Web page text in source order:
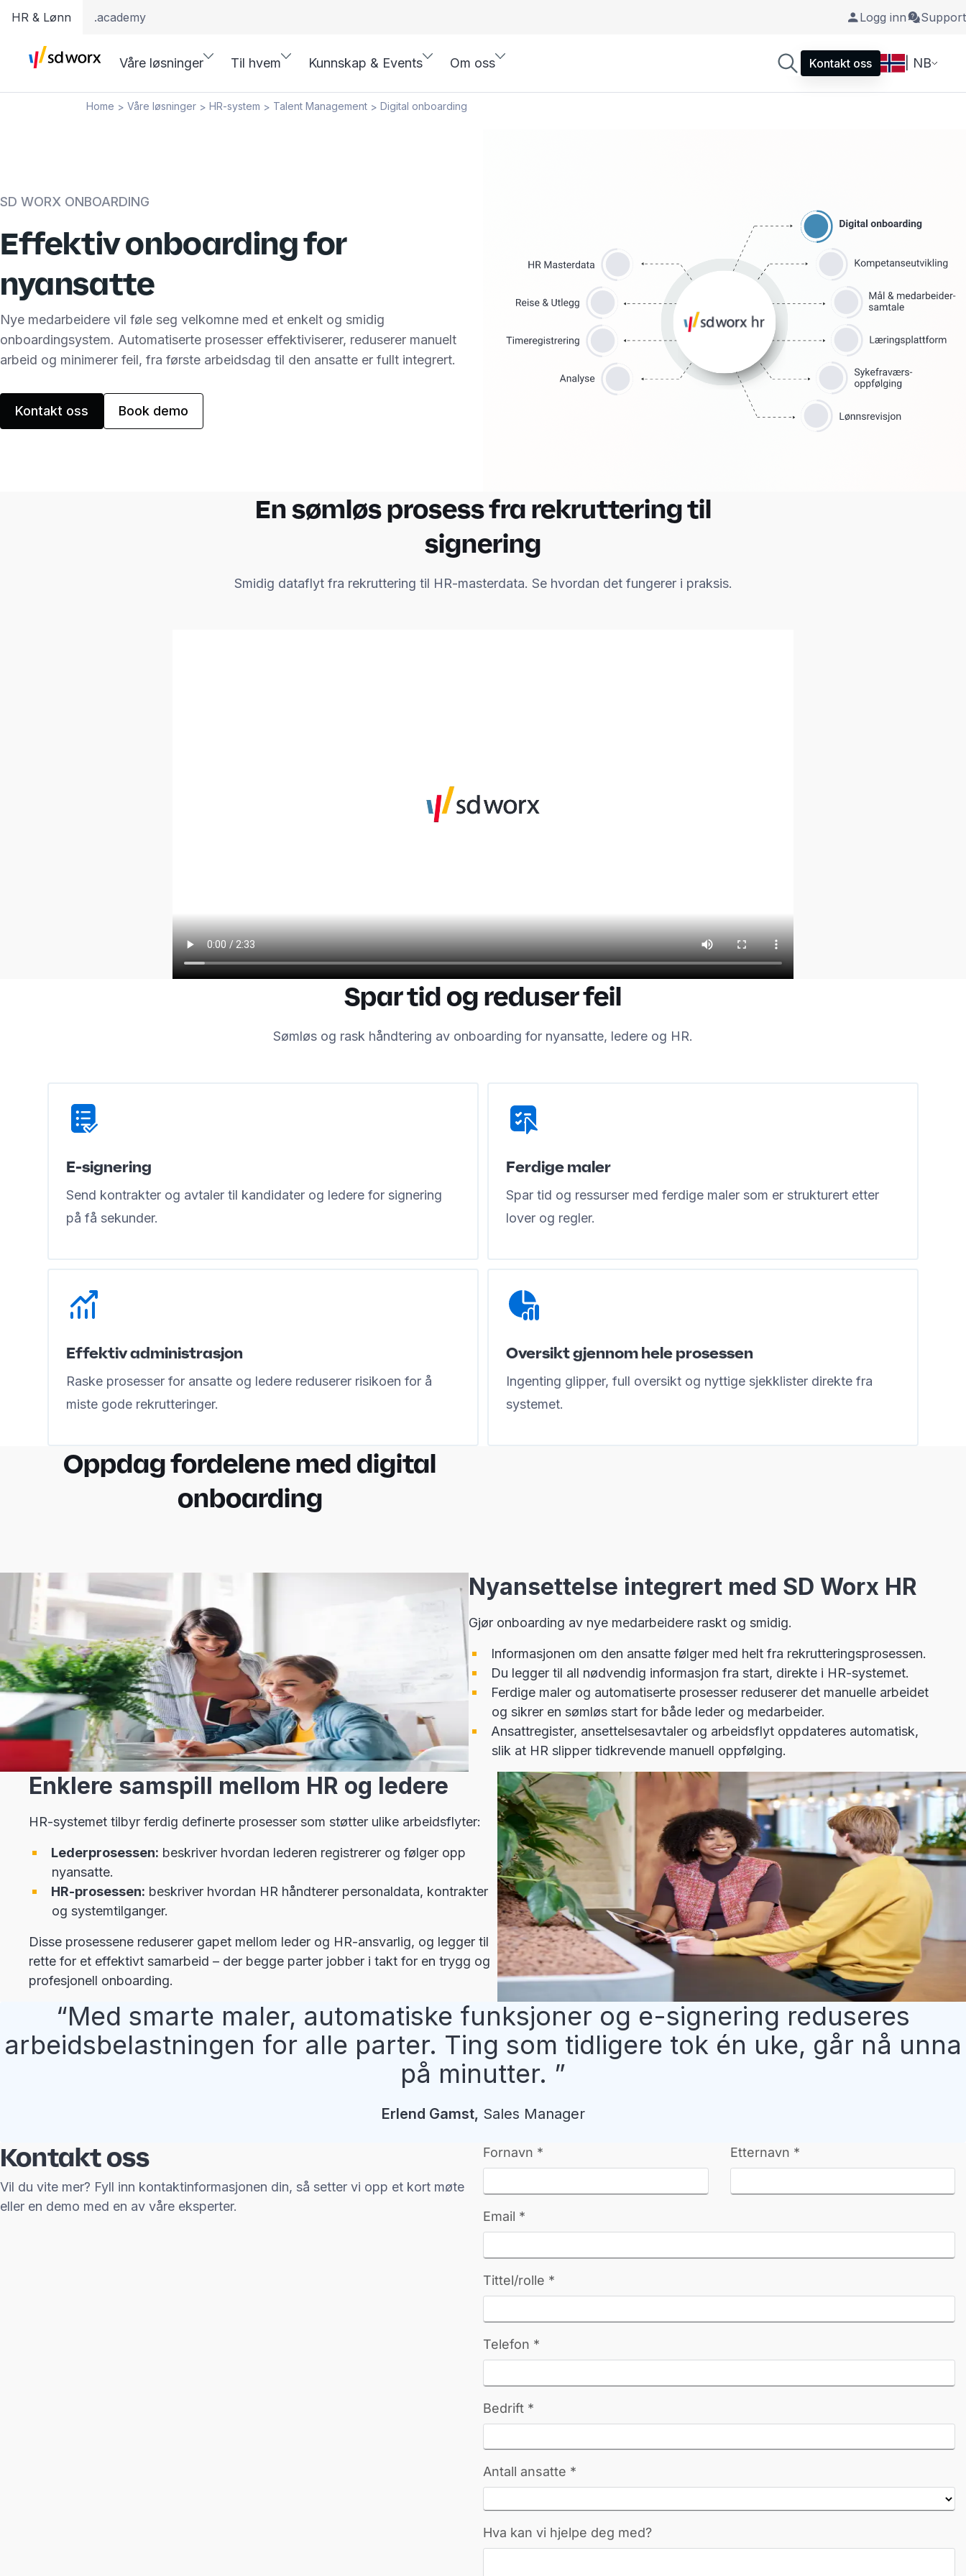
HR & Lønn .academy Logg inn Support
Våre løsninger Til hvem Kunnskap & Events Om oss Kontakt oss | NB
Home > Våre løsninger > HR-system > Talent Management > Digital onboarding
SD WORX ONBOARDING
Effektiv onboarding for
nyansatte
Nye medarbeidere vil føle seg velkomne med et enkelt og smidig
onboardingsystem. Automatiserte prosesser effektiviserer, reduserer manuelt
arbeid og minimerer feil, fra første arbeidsdag til den ansatte er fullt integrert.
Kontakt oss Book demo
En sømløs prosess fra rekruttering til
signering
Smidig dataflyt fra rekruttering til HR-masterdata. Se hvordan det fungerer i praksis.
Spar tid og reduser feil
Sømløs og rask håndtering av onboarding for nyansatte, ledere og HR.
E-signering
Send kontrakter og avtaler til kandidater og ledere for signering
på få sekunder.
Ferdige maler
Spar tid og ressurser med ferdige maler som er strukturert etter
lover og regler.
Effektiv administrasjon
Raske prosesser for ansatte og ledere reduserer risikoen for å
miste gode rekrutteringer.
Oversikt gjennom hele prosessen
Ingenting glipper, full oversikt og nyttige sjekklister direkte fra
systemet.
Oppdag fordelene med digital
onboarding
Nyansettelse integrert med SD Worx HR
Gjør onboarding av nye medarbeidere raskt og smidig.
Informasjonen om den ansatte følger med helt fra rekrutteringsprosessen.
Du legger til all nødvendig informasjon fra start, direkte i HR-systemet.
Ferdige maler og automatiserte prosesser reduserer det manuelle arbeidet
og sikrer en sømløs start for både leder og medarbeider.
Ansattregister, ansettelsesavtaler og arbeidsflyt oppdateres automatisk,
slik at HR slipper tidkrevende manuell oppfølging.
Enklere samspill mellom HR og ledere
HR-systemet tilbyr ferdig definerte prosesser som støtter ulike arbeidsflyter:
Lederprosessen: beskriver hvordan lederen registrerer og følger opp
nyansatte.
HR-prosessen: beskriver hvordan HR håndterer personaldata, kontrakter
og systemtilganger.
Disse prosessene reduserer gapet mellom leder og HR-ansvarlig, og legger til
rette for et effektivt samarbeid – der begge parter jobber i takt for en trygg og
profesjonell onboarding.
Med smarte maler, automatiske funksjoner og e-signering reduseres
arbeidsbelastningen for alle parter. Ting som tidligere tok én uke, går nå unna
på minutter.
Erlend Gamst, Sales Manager
Kontakt oss
Vil du vite mer? Fyll inn kontaktinformasjonen din, så setter vi opp et kort møte
eller en demo med en av våre eksperter.